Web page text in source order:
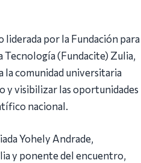
liderada por la Fundación para
Tecnología (Fundacite) Zulia,
comunidad universitaria
y visibilizar las oportunidades
nacional.
Yohely Andrade,
y ponente del encuentro,